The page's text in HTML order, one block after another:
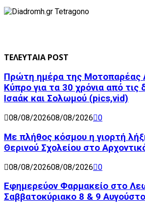
ΤΕΛΕΥΤΑΙΑ POST
Πρώτη ημέρα της Μοτοπαρέας
Κύπρο για τα 30 χρόνια από τις
Ισαάκ και Σολωμού (pics,vid)
08/08/202608/08/2026 0
Με πλήθος κόσμου η γιορτή
Θερινού Σχολείου στο
08/08/202608/08/2026 0
Εφημερεύον Φαρμακείο στο
Σαββατοκύριακο 8 & 9